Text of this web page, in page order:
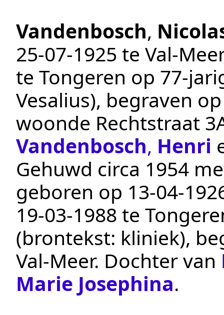
Vandenbosch,
25‑07‑1925 te Val-Meer
te Tongeren op 77-
Vesalius), begraven
woonde Rechtstraat
Vandenbosch, Henri
Gehuwd circa 1954
geboren op
19‑03‑1988 te
(brontekst: kliniek),
Val-Meer. Dochter van
Marie Josephina.